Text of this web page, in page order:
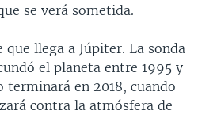
se verá sometida.
que llega a Júpiter. La sonda
el planeta entre 1995 y
terminará en 2018, cuando
contra la atmósfera de